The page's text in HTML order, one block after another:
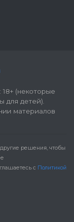
(некоторые
для детей).
материалов
другие решения, чтобы
с Политикой